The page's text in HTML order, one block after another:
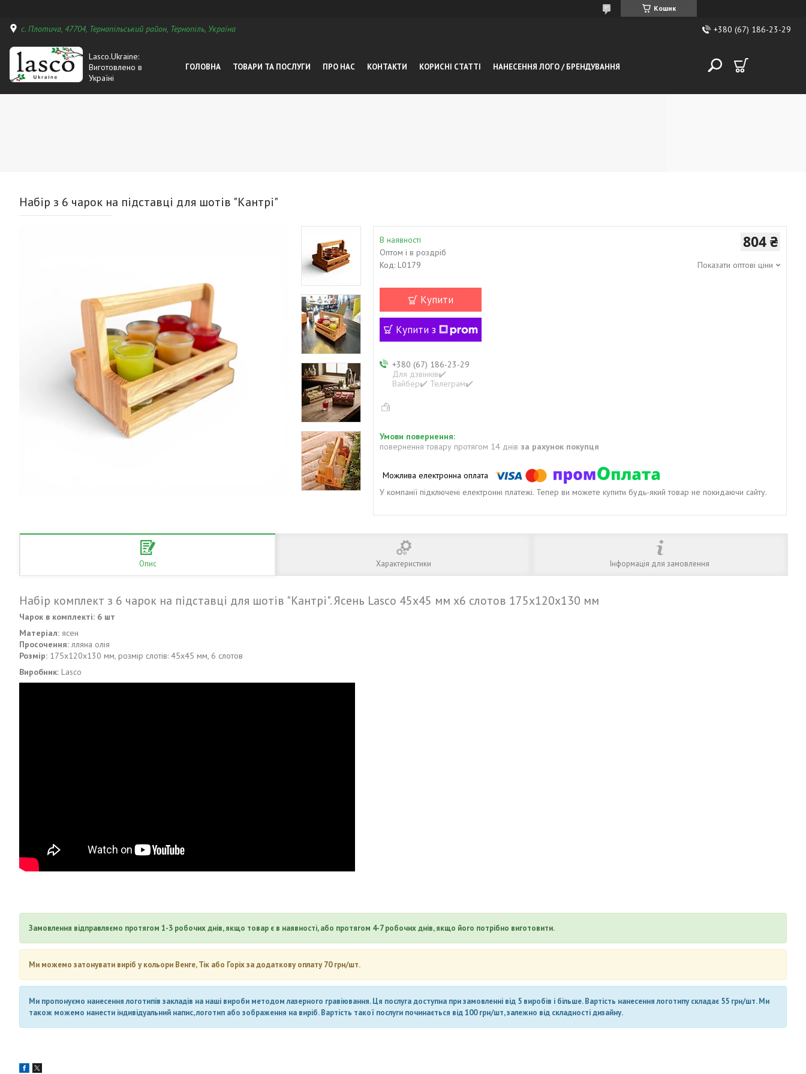
Кошик
с. Плотича, 47704, Тернопільський район, Тернопіль, Україна +380 (67) 186-23-29
Lasco.Ukraine:
Виготовлено в
Україні
ГОЛОВНА ТОВАРИ ТА ПОСЛУГИ ПРО НАС КОНТАКТИ КОРИСНІ СТАТТІ НАНЕСЕННЯ ЛОГО / БРЕНДУВАННЯ
Набір з 6 чарок на підставці для шотів "Кантрі"
В наявності
Оптом і в роздріб
Код: L0179
804 ₴
Показати оптові ціни
Купити
Купити з
+380 (67) 186-23-29
Для дзвінків✔️
Вайбер✔️ Телеграм✔️
повернення товару протягом 14 днів за рахунок покупця
У компанії підключені електронні платежі. Тепер ви можете купити будь-який товар не покидаючи сайту.
Опис Характеристики Інформація для замовлення
Набір комплект з 6 чарок на підставці для шотів "Кантрі". Ясень Lasco 45х45 мм х6 слотов 175х120х130 мм
Чарок в комплекті: 6 шт
Матеріал: ясен
Просочення: лляна олія
Розмір: 175х120х130 мм, розмір слотів: 45х45 мм, 6 слотов
Виробник: Lasco
Замовлення відправляємо протягом 1-3 робочих днів, якщо товар є в наявності, або протягом 4-7 робочих днів, якщо його потрібно виготовити.
Ми можемо затонувати виріб у кольори Венге, Тік або Горіх за додаткову оплату 70 грн/шт.
Ми пропонуємо нанесення логотипів закладів на наші вироби методом лазерного гравіювання. Ця послуга доступна при замовленні від 5 виробів і більше. Вартість нанесення логотипу складає 55 грн/шт. Ми
також можемо нанести індивідуальний напис, логотип або зображення на виріб. Вартість такої послуги починається від 100 грн/шт, залежно від складності дизайну.